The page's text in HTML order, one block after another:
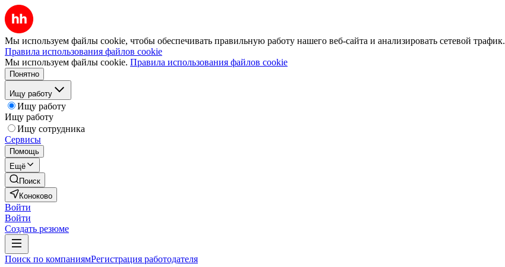
Мы используем файлы cookie, чтобы обеспечивать правильную работу нашего веб-сайта и анализировать сетевой трафик.
Правила использования файлов cookie
Мы используем файлы cookie. Правила использования файлов cookie
Понятно
Ищу работу
Ищу работу
Ищу работу
Ищу сотрудника
Сервисы
Помощь
Ещё
Поиск
Коноково
Войти
Войти
Создать резюме
Поиск по компаниямРегистрация работодателя